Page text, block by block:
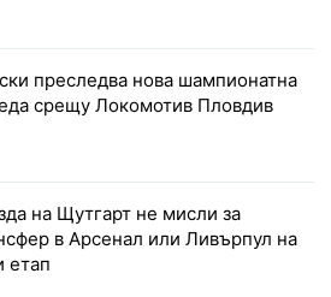
преследва нова шампионатна
срещу Локомотив Пловдив
на Щутгарт не мисли за
в Арсенал или Ливърпул на
етап